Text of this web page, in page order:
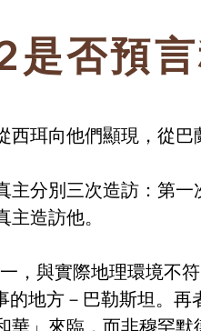
否預
西珥向他們顯現，從
分別三次造訪：第
造訪他。
，與實際地理環境不
的地方－巴勒斯坦。
華」來臨，而非穆罕